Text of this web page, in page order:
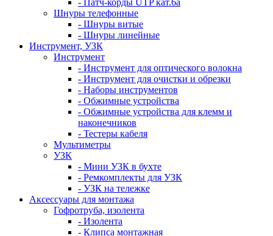
- Патч-корды UTP кат.6а
Шнуры телефонные
- Шнуры витые
- Шнуры линейные
Инструмент, УЗК
Инструмент
- Инструмент для оптического волокна
- Инструмент для очистки и обрезки
- Наборы инструментов
- Обжимные устройства
- Обжимные устройства для клемм и
наконечников
- Тестеры кабеля
Мультиметры
УЗК
- Мини УЗК в бухте
- Ремкомплекты для УЗК
- УЗК на тележке
Аксессуары для монтажа
Гофротруба, изолента
- Изолента
- Клипса монтажная